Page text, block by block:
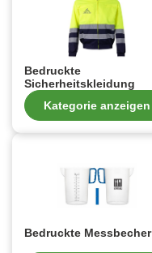
Bedruckte
Sicherheitskleidung
Kategorie anzeigen
Bedruckte Messbecher